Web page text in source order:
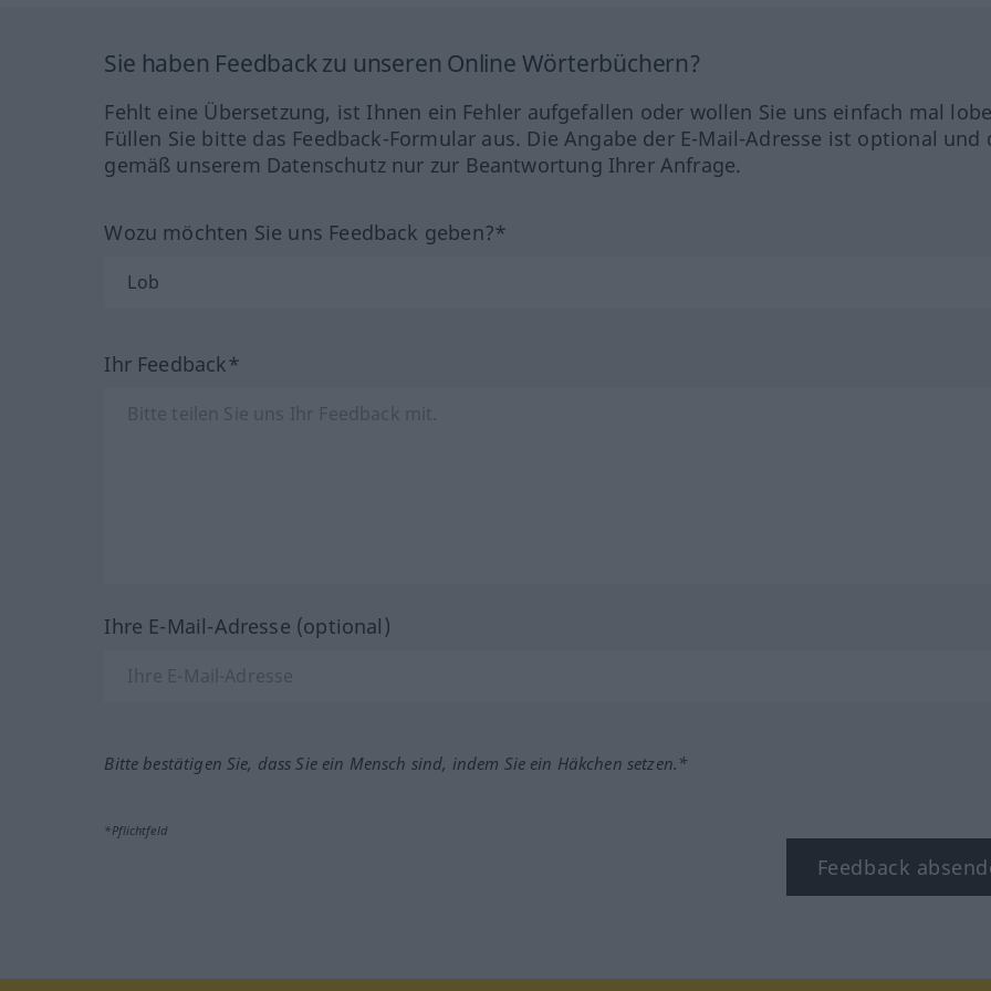
Sie haben Feedback zu unseren Online Wörterbüchern?
Fehlt eine Übersetzung, ist Ihnen ein Fehler aufgefallen oder wollen Sie uns einfach mal
Füllen Sie bitte das Feedback-Formular aus. Die Angabe der E-Mail-Adresse ist optional und
gemäß unserem Datenschutz nur zur Beantwortung Ihrer Anfrage.
Wozu möchten Sie uns Feedback geben?*
Ihr Feedback*
Ihre E-Mail-Adresse (optional)
Bitte bestätigen Sie, dass Sie ein Mensch sind, indem Sie ein Häkchen setzen.*
*Pflichtfeld
Feedback